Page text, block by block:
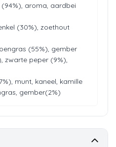
aroma, aardbei
(30%), zoethout
(55%), gember
zwarte peper (9%),
munt, kaneel, kamille